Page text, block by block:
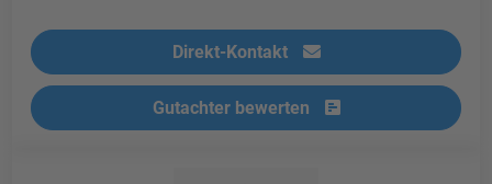
Direkt-Kontakt
Gutachter bewerten